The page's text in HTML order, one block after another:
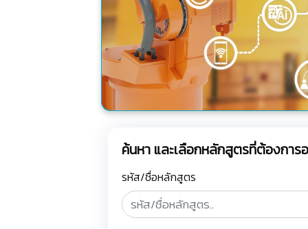
ค้นหา และเลือกหลักสูตรที่ต้องการ
รหัส/ชื่อหลักสูตร